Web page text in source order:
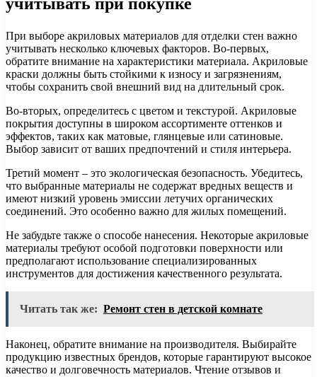
При выборе акриловых материалов для отделки стен важно
учитывать несколько ключевых факторов. Во-первых,
обратите внимание на характеристики материала. Акриловые
краски должны быть стойкими к износу и загрязнениям,
чтобы сохранить свой внешний вид на длительный срок.
Во-вторых, определитесь с цветом и текстурой. Акриловые
покрытия доступны в широком ассортименте оттенков и
эффектов, таких как матовые, глянцевые или сатиновые.
Выбор зависит от ваших предпочтений и стиля интерьера.
Третий момент – это экологическая безопасность. Убедитесь,
что выбранные материалы не содержат вредных веществ и
имеют низкий уровень эмиссии летучих органических
соединений. Это особенно важно для жилых помещений.
Не забудьте также о способе нанесения. Некоторые акриловые
материалы требуют особой подготовки поверхности или
предполагают использование специализированных
инструментов для достижения качественного результата.
Читать так же: Ремонт стен в детской комнате
Наконец, обратите внимание на производителя. Выбирайте
продукцию известных брендов, которые гарантируют высокое
качество и долговечность материалов. Чтение отзывов и